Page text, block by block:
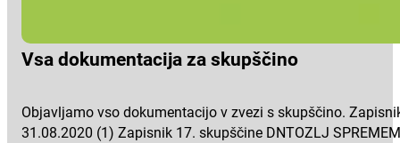
Vsa dokumentacija za skupščino
Objavljamo vso dokumentacijo v zvezi s skupščino.
31.08.2020 (1) Zapisnik 17. skupščine DNTOZLJ